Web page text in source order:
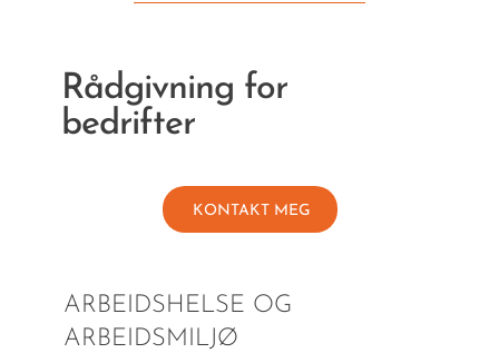
Rådgivning for
bedrifter
KONTAKT MEG
ARBEIDSHELSE OG
ARBEIDSMILJØ